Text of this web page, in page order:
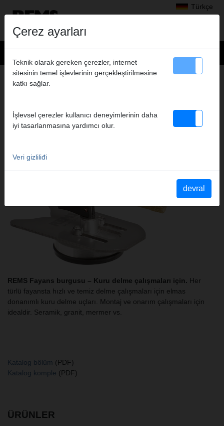
Türkçe
Ürünler>
Elmas donanımlı karot tipi delme ucu, Elmas donanımlı duvar kanalı açma
REMS FAYANS BURGUSU
REMS Fayans burgusu – Kuru delme çalışmaları için. Her
türlü fayansta hızlı ve temiz delme çalışmaları için elmas
donanımlı kuru delme uçları. Montaj ve onarım çalışmaları için
idealdir. Seramik, granit, mermer vs.
Katalog bölüm (PDF)
Katalog komple (PDF)
ÜRÜNLER
Çerez ayarları
Teknik olarak gereken çerezler, internet
sitesinin temel işlevlerinin gerçekleştirilmesine
katkı sağlar.
İşlevsel çerezler kullanıcı deneyimlerinin daha
iyi tasarlanmasına yardımcı olur.
Veri gizliliđi
devral